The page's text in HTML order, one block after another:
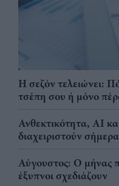
Η σεζόν τελειώνει:
τσέπη σου ή μόνο
Ανθεκτικότητα, AI
διαχειριστούν
Αύγουστος: Ο μήνας
έξυπνοι σχεδιάζουν